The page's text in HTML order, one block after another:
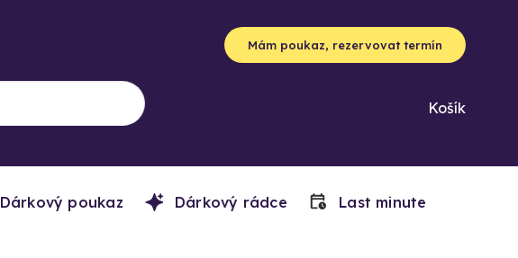
Mám poukaz, rezervovat termín
Košík
Dárkový poukaz Dárkový rádce Last minute